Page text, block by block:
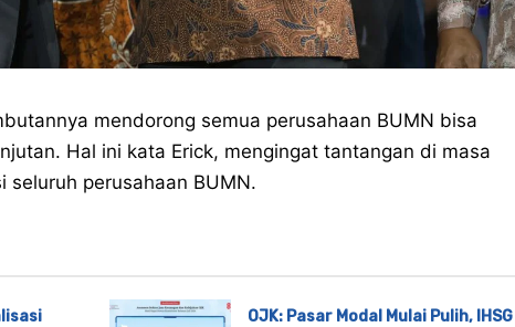
mendorong semua perusahaan BUMN bisa
Hal ini kata Erick, mengingat tantangan di masa
perusahaan BUMN.
OJK: Pasar Modal Mulai Pulih, IHSG